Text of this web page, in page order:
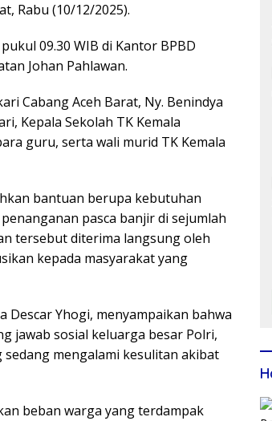
Rabu (10/12/2025).
09.30 WIB di Kantor BPBD
Johan Pahlawan.
Cabang Aceh Barat, Ny. Benindya
Kepala Sekolah TK Kemala
guru, serta wali murid TK Kemala
bantuan berupa kebutuhan
pasca banjir di sejumlah
tersebut diterima langsung oleh
kepada masyarakat yang
Descar Yhogi, menyampaikan bahwa
jawab sosial keluarga besar Polri,
mengalami kesulitan akibat
beban warga yang terdampak